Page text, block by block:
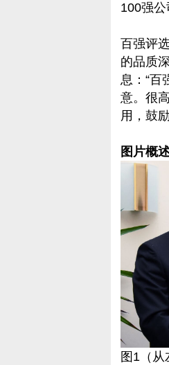
100强
百强评
的品质
息：“百
意。很
用，鼓
图片概
图1（